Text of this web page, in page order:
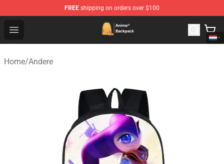
FREE shipping on orders over $100
Open menu
Anime Backpack Shop - Official Anime Backpack Store
Home/Andere